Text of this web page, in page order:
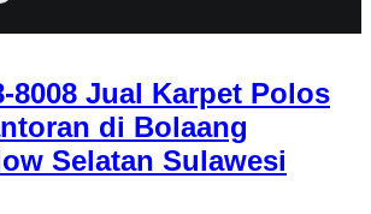
8008 Jual Karpet Polos
di Bolaang
Selatan Sulawesi